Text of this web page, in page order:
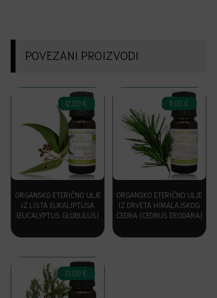
POVEZANI PROIZVODI
ORGANSKO ETERIČNO ULJE
IZ LISTA EUKALIPTUSA
(EUCALYPTUS GLOBULUS)
12.00 €
ORGANSKO ETERIČNO ULJE
IZ DRVETA HIMALAJSKOG
CEDRA (CEDRUS DEODARA)
11.00 €
13.00 €